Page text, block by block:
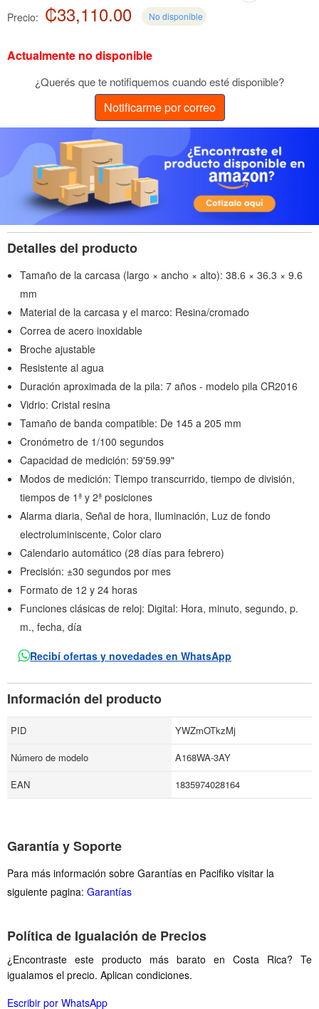
Precio: ₡33,110.00 No disponible
Actualmente no disponible
¿Querés que te notifiquemos cuando esté disponible?
Notificarme por correo
Detalles del producto
Tamaño de la carcasa (largo × ancho × alto): 38.6 × 36.3 × 9.6
mm
Material de la carcasa y el marco: Resina/cromado
Correa de acero inoxidable
Broche ajustable
Resistente al agua
Duración aproximada de la pila: 7 años - modelo pila CR2016
Vidrio: Cristal resina
Tamaño de banda compatible: De 145 a 205 mm
Cronómetro de 1/100 segundos
Capacidad de medición: 59'59.99"
Modos de medición: Tiempo transcurrido, tiempo de división,
tiempos de 1ª y 2ª posiciones
Alarma diaria, Señal de hora, Iluminación, Luz de fondo
electroluminiscente, Color claro
Calendario automático (28 días para febrero)
Precisión: ±30 segundos por mes
Formato de 12 y 24 horas
Funciones clásicas de reloj: Digital: Hora, minuto, segundo, p.
m., fecha, día
Recibí ofertas y novedades en WhatsApp
Información del producto
PID
YWZmOTkzMj
Número de modelo
A168WA-3AY
EAN
1835974028164
Garantía y Soporte
Para más información sobre Garantías en Pacifiko visitar la
siguiente pagina: Garantías
Política de Igualación de Precios
¿Encontraste este producto más barato en Costa Rica? Te
igualamos el precio. Aplican condiciones.
Escribir por WhatsApp